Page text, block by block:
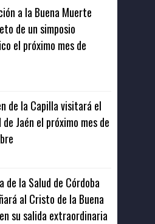
a la Buena Muerte
de un simposio
el próximo mes de
de la Capilla visitará el
Jaén el próximo mes de
de la Salud de Córdoba
al Cristo de la Buena
su salida extraordinaria